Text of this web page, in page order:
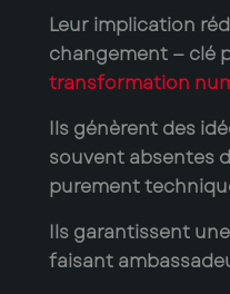
Leur implication
changement — clé
transformation
Ils génèrent des
souvent absentes
purement
Ils garantissent
faisant